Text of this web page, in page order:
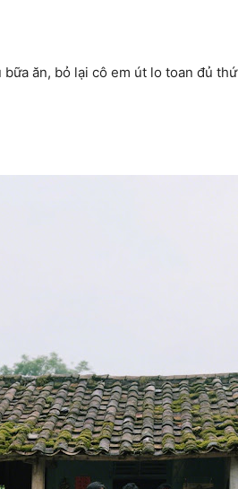
ăn, bỏ lại cô em út lo toan đủ